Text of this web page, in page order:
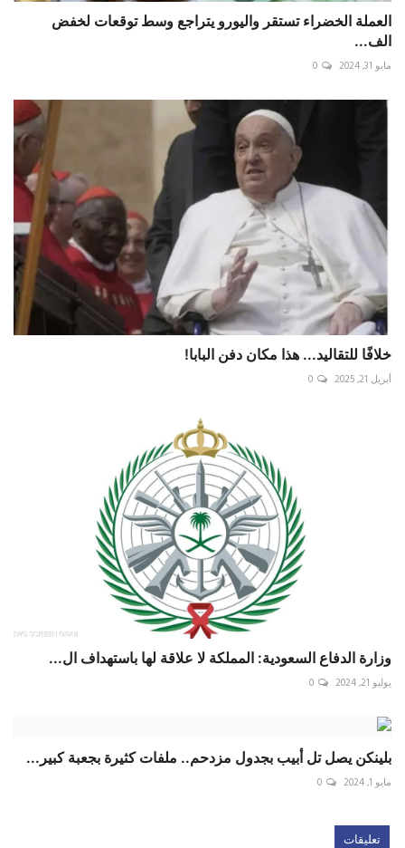
العملة الخضراء تستقر واليورو يتراجع وسط توقعات لخفض
الف...
مايو 31, 2024 0
خلافًا للتقاليد... هذا مكان دفن البابا!
أبريل 21, 2025 0
وزارة الدفاع السعودية: المملكة لا علاقة لها باستهداف ال...
يوليو 21, 2024 0
بلينكن يصل تل أبيب بجدول مزدحم.. ملفات كثيرة بجعبة كبير...
مايو 1, 2024 0
تعليقات